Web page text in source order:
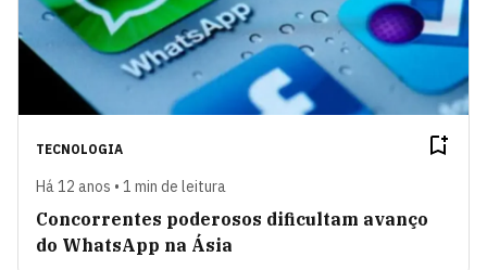
TECNOLOGIA
Há 12 anos • 1 min de leitura
Concorrentes poderosos dificultam avanço
do WhatsApp na Ásia